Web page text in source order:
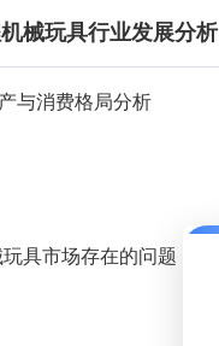
械玩具行业发展分析
与消费格局分析
具市场存在的问题